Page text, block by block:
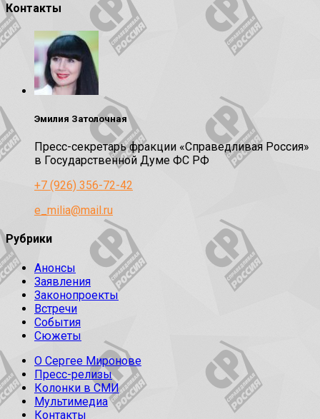
Контакты
Эмилия Затолочная
Пресс-секретарь фракции «Справедливая Россия»
в Государственной Думе ФС РФ
+7 (926) 356-72-42
e_milia@mail.ru
Рубрики
Анонсы
Заявления
Законопроекты
Встречи
События
Сюжеты
О Сергее Миронове
Пресс-релизы
Колонки в СМИ
Мультимедиа
Контакты